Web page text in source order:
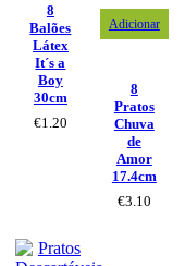
8
Balões
Látex
It´s a
Boy
30cm
€1.20
Adicionar
8
Pratos
Chuva
de
Amor
17.4cm
€3.10